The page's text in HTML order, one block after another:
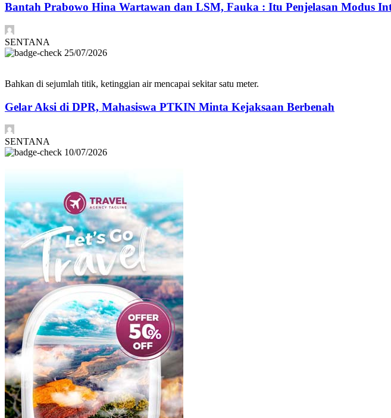
Bantah Prabowo Hina Wartawan dan LSM, Fauka : Itu Penjelasan Modus
SENTANA
25/07/2026
Bahkan di sejumlah titik, ketinggian air mencapai sekitar satu meter.
Gelar Aksi di DPR, Mahasiswa PTKIN Minta Kejaksaan Berbenah
SENTANA
10/07/2026